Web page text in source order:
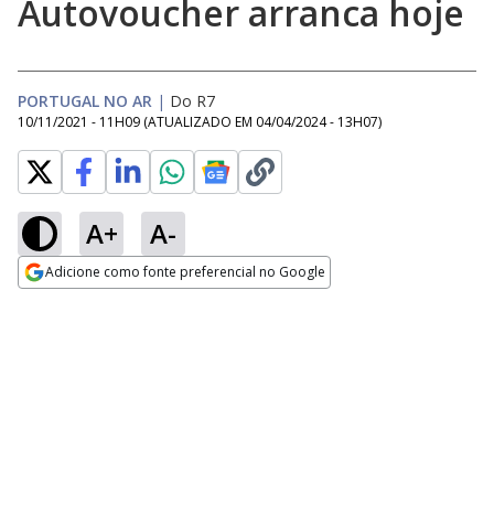
Autovoucher arranca hoje
PORTUGAL NO AR | Do R7
10/11/2021 - 11H09 (ATUALIZADO EM 04/04/2024 - 13H07)
A+ A-
Adicione como fonte preferencial no Google